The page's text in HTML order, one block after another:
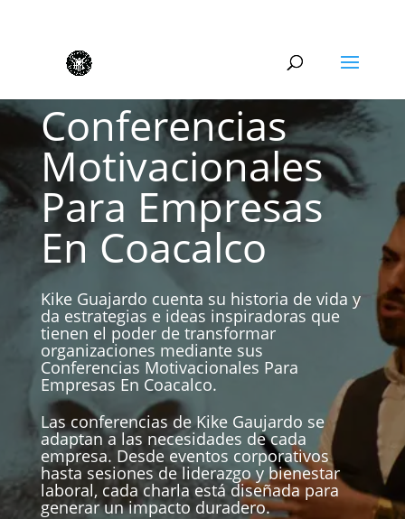
Conferencias
Motivacionales
Para Empresas
En Coacalco
Kike Guajardo cuenta su historia de vida y
da estrategias e ideas inspiradoras que
tienen el poder de transformar
organizaciones mediante sus
Conferencias Motivacionales Para
Empresas En Coacalco.
Las conferencias de Kike Gaujardo se
adaptan a las necesidades de cada
empresa. Desde eventos corporativos
hasta sesiones de liderazgo y bienestar
laboral, cada charla está diseñada para
generar un impacto duradero.